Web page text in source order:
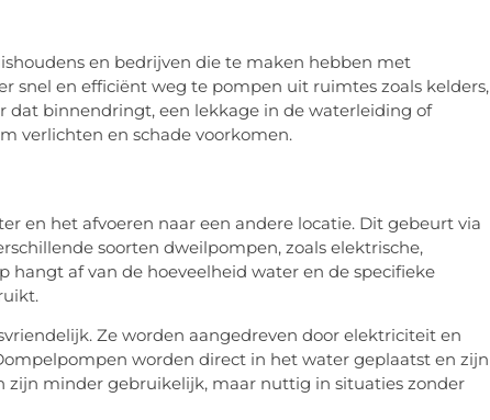
en bedrijven die te maken hebben met
snel en efficiënt weg te pompen uit ruimtes zoals kelders,
dat binnendringt, een lekkage in de waterleiding of
verlichten en schade voorkomen.
en het afvoeren naar een andere locatie. Dit gebeurt via
soorten dweilpompen, zoals elektrische,
af van de hoeveelheid water en de specifieke
Ze worden aangedreven door elektriciteit en
worden direct in het water geplaatst en zijn
zijn minder gebruikelijk, maar nuttig in situaties zonder